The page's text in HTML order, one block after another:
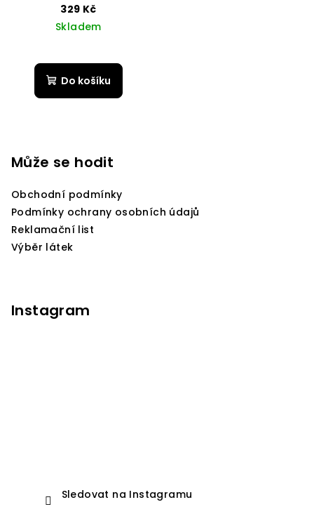
329 Kč
Skladem
Do košíku
Může se hodit
Obchodní podmínky
Podmínky ochrany osobních údajů
Reklamační list
Výběr látek
Instagram
Sledovat na Instagramu